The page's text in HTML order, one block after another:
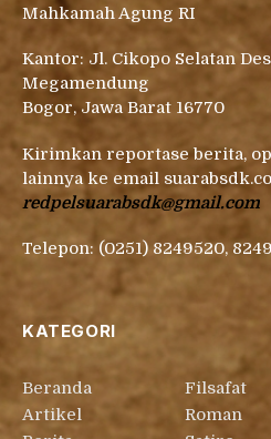
Mahkamah Agung RI
Kantor: Jl. Cikopo Selatan
Megamendung
Bogor, Jawa Barat 16770
Kirimkan reportase berita,
lainnya ke email
redpelsuarabsdk@gmail.com
Telepon: (0251) 8249520,
KATEGORI
Beranda
Artikel
Filsafat
Roman